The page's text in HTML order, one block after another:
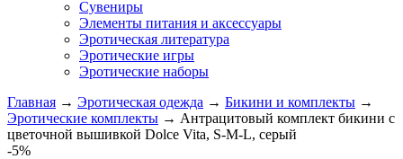
Сувениры
Элементы питания и аксессуары
Эротическая литература
Эротические игры
Эротические наборы
Главная → Эротическая одежда → Бикини и комплекты →
Эротические комплекты → Антрацитовый комплект бикини с
цветочной вышивкой Dolce Vita, S-M-L, серый
-5%